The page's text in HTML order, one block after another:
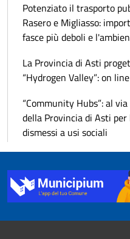
Potenziato il trasporto
Rasero e Migliasso:
fasce più deboli e
La Provincia di Asti
“Hydrogen Valley”: on
“Community Hubs”: al
della Provincia di Asti
dismessi a usi sociali